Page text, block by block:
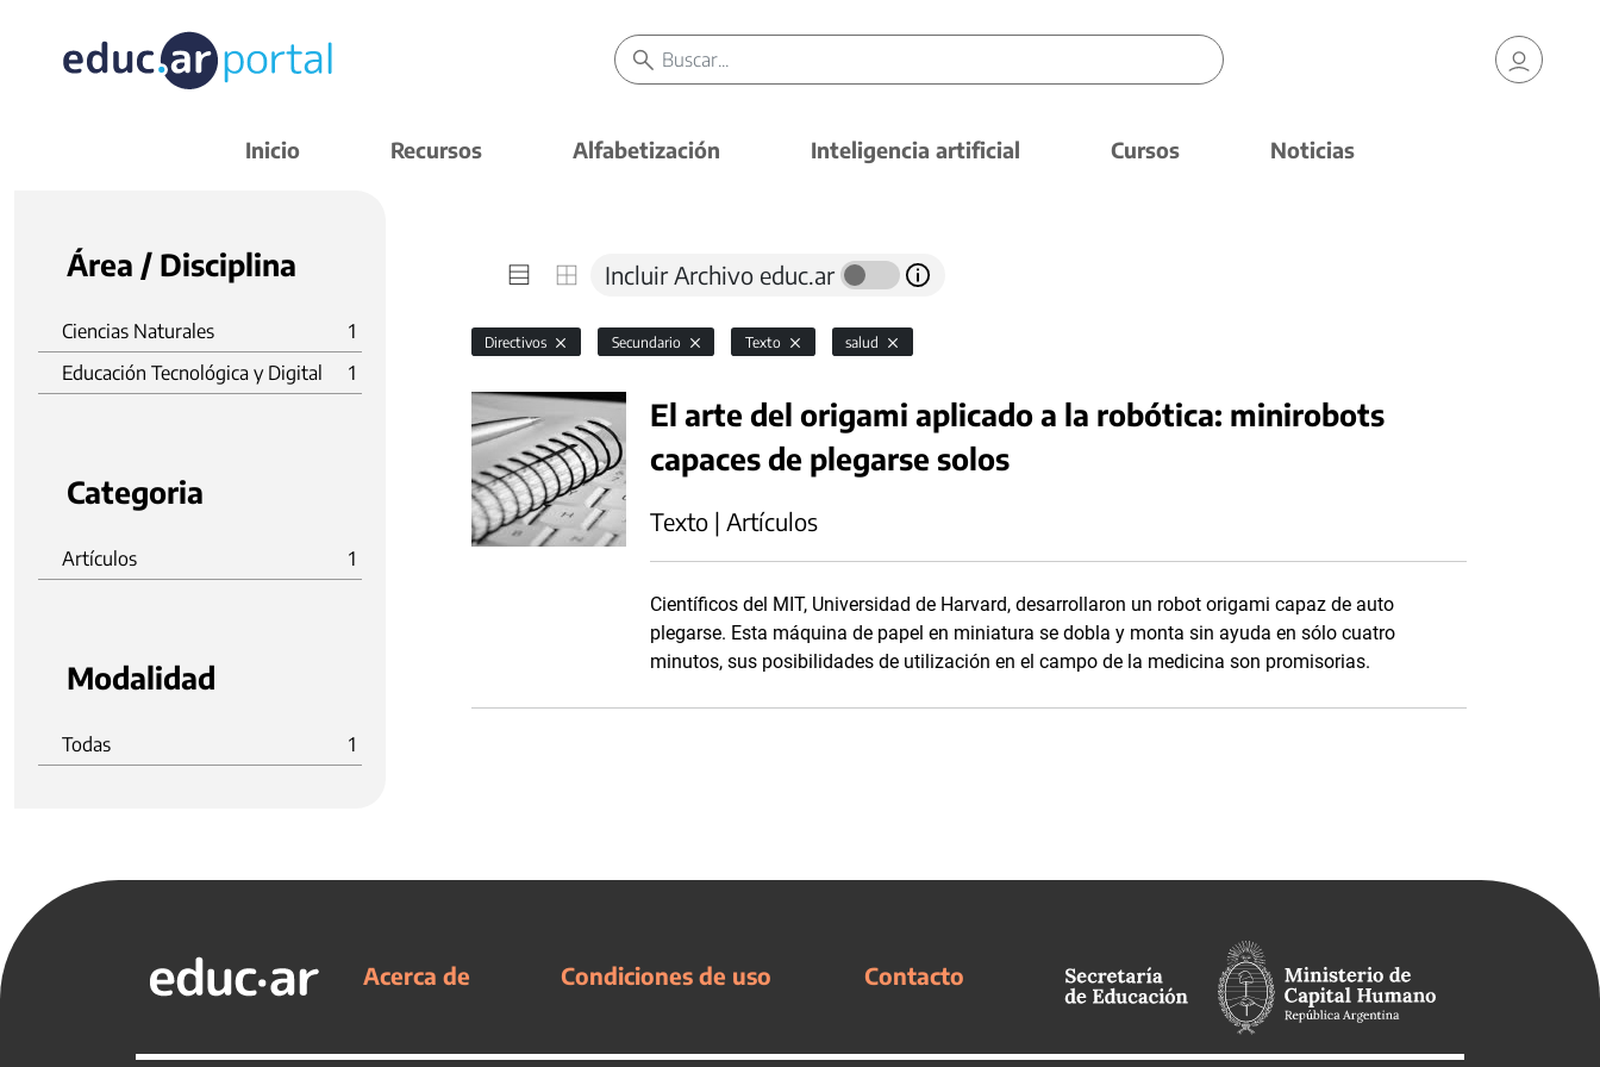
Inicio Recursos Alfabetización Inteligencia artificial Cursos Noticias
Área / Disciplina
Ciencias Naturales
1
Educación Tecnológica y Digital
1
Categoria
Artículos 1
Modalidad
Todas 1
Incluir Archivo educ.ar
Directivos Secundario Texto salud
El arte del origami aplicado a la robótica: minirobots
capaces de plegarse solos
Texto | Artículos
Científicos del MIT, Universidad de Harvard, desarrollaron un robot origami capaz de auto
plegarse. Esta máquina de papel en miniatura se dobla y monta sin ayuda en sólo cuatro
minutos, sus posibilidades de utilización en el campo de la medicina son promisorias.
Acerca de Condiciones de uso Contacto